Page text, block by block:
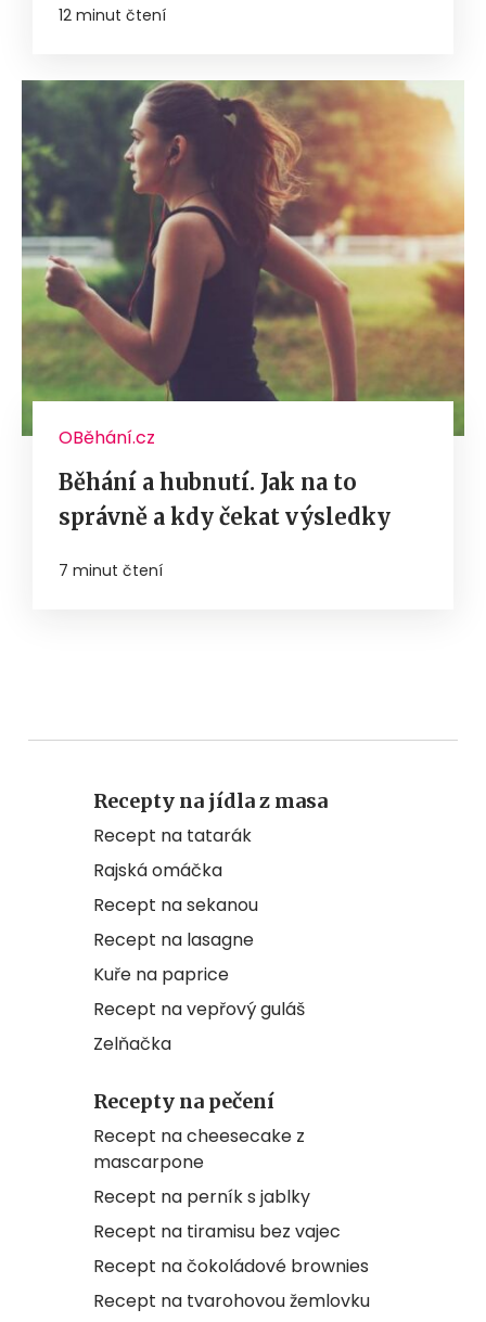
12 minut čtení
OBěhání.cz
Běhání a hubnutí. Jak na to
správně a kdy čekat výsledky
7 minut čtení
Recepty na jídla z masa
Recept na tatarák
Rajská omáčka
Recept na sekanou
Recept na lasagne
Kuře na paprice
Recept na vepřový guláš
Zelňačka
Recepty na pečení
Recept na cheesecake z
mascarpone
Recept na perník s jablky
Recept na tiramisu bez vajec
Recept na čokoládové brownies
Recept na tvarohovou žemlovku